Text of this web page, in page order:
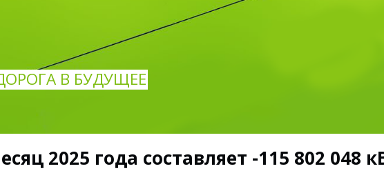
В БУДУЩЕЕ
2025 года составляет -115 802 048